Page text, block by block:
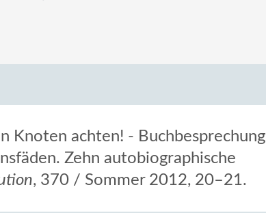
Knoten achten! - Buchbesprechung
Zehn autobiographische
, 370 / Sommer 2012, 20–21.